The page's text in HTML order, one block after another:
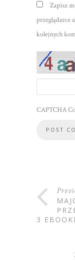
Zapisz
przeglądarce
kolejnych
CAPTCHA
3